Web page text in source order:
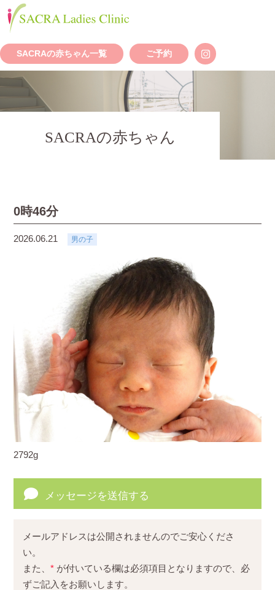
SACRAの赤ちゃん一覧 ご予約
SACRAの赤ちゃん
0時46分
2026.06.21 男の子
2792g
メッセージを送信する
メールアドレスは公開されませんのでご安心くださ
い。
また、* が付いている欄は必須項目となりますので、必
ずご記入をお願いします。